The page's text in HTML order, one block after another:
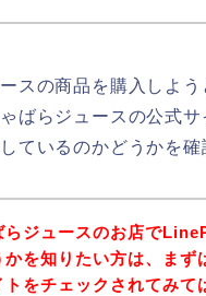
スの商品を購入しよ
ばらジュースの公式
ているのかどうかを
らジュースのお店で
かを知りたい方は、ま
トをチェックされてみて